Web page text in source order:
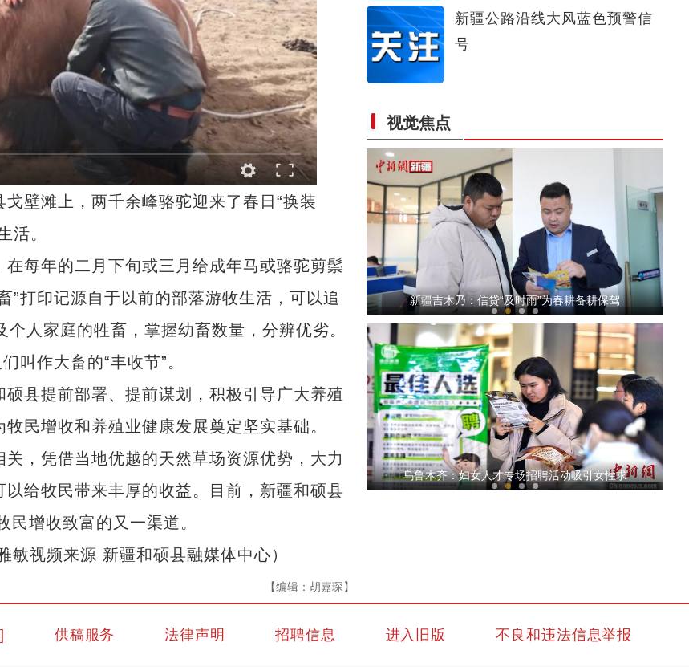
滩上，两千余峰骆驼迎来了春日“换装
活。
每年的二月下旬或三月给成年马或骆驼剪鬃
”打印记源自于以前的部落游牧生活，可以追
人家庭的牲畜，掌握幼畜数量，分辨优劣。
叫作大畜的“丰收节”。
县提前部署、提前谋划，积极引导广大养殖
民增收和养殖业健康发展奠定坚实基础。
凭借当地优越的天然草场资源优势，大力
给牧民带来丰厚的收益。目前，新疆和硕县
增收致富的又一渠道。
视频来源 新疆和硕县融媒体中心）
【编辑：胡嘉琛】
新疆公路沿线大风蓝色预警信
号
视觉焦点
新疆：500余峰母驼雪地漫步只为“顺产”
新疆吉木乃：信贷“及时雨”为春耕备耕保驾
新疆吉木乃县奏响“春耕曲”大棚育苗忙
新疆库车直升机飞播作业 助力退化草原重焕生
乌鲁木齐：妇女人才专场招聘活动吸引女性求
供稿服务 法律声明 招聘信息 进入旧版 不良和违法信息举报